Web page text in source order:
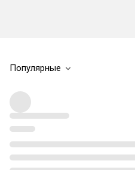
Популярные